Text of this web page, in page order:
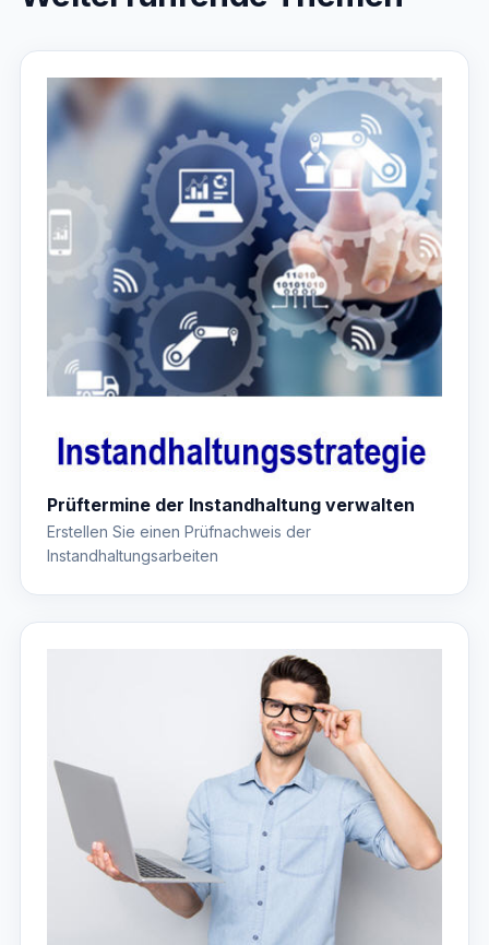
Prüftermine der Instandhaltung verwalten
Erstellen Sie einen Prüfnachweis der
Instandhaltungsarbeiten